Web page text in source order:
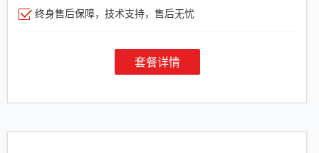
终身售后保障，技术支持，售后无忧
套餐详情